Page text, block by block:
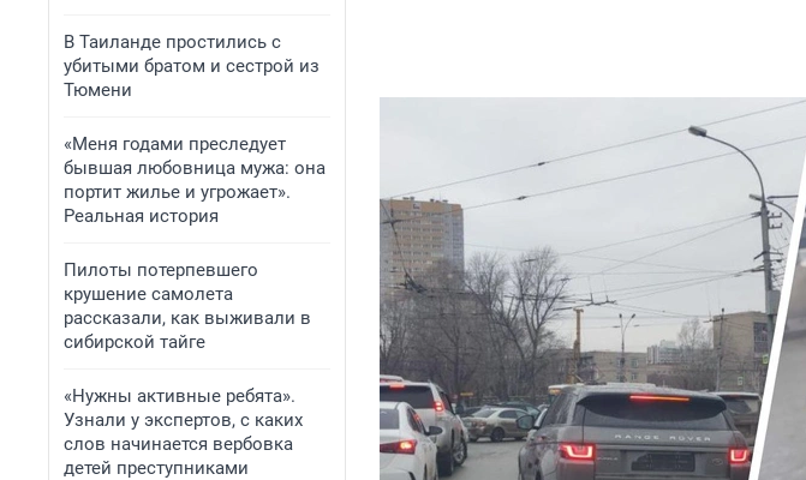
В Таиланде простились с
убитыми братом и сестрой из
Тюмени
«Меня годами преследует
бывшая любовница мужа: она
портит жилье и угрожает».
Реальная история
Пилоты потерпевшего
крушение самолета
рассказали, как выживали в
сибирской тайге
«Нужны активные ребята».
Узнали у экспертов, с каких
слов начинается вербовка
детей преступниками